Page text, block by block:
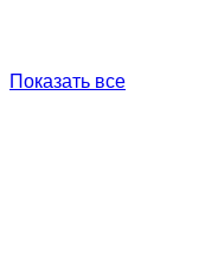
Показать все